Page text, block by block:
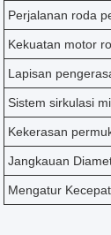
Perjalanan roda
Kekuatan motor
Lapisan
Sistem sirkulasi
Kekerasan
Jangkauan
Mengatur